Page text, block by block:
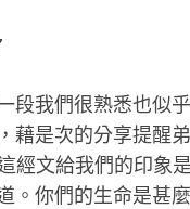
段我們很熟悉也似
藉是次的分享提醒
經文給我們的印象
。你們的生命是甚